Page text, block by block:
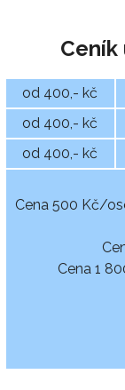
Ceník
od 400,- kč
od 400,- kč
od 400,- kč
Cena 500 Kč/
Cena 1